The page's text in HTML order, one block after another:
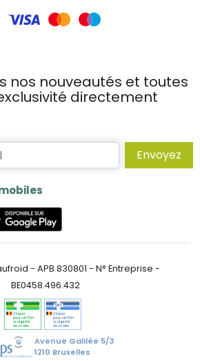
nos nouveautés et toutes
directement
Envoyez
- APB 830801 - N° Entreprise -
BE0458.496.432
Avenue Galilée 5/3
1210 Bruxelles